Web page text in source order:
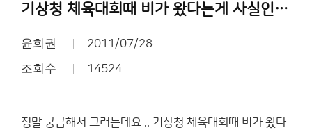
기상청 체육대회때 비가 왔다는게 사실인가요 ??
윤희권 2011/07/28
조회수 14524
정말 궁금해서 그러는데요 .. 기상청 체육대회때 비가 왔다